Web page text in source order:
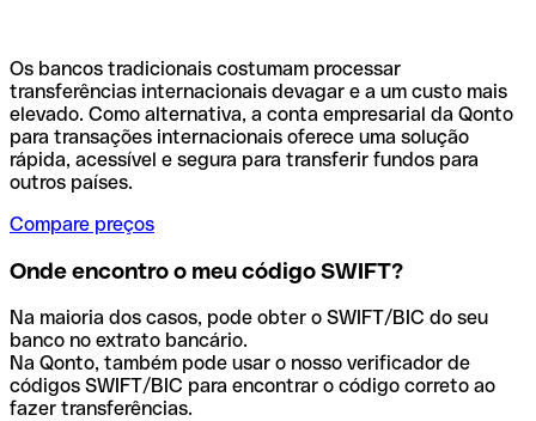
Os bancos tradicionais costumam processar
transferências internacionais devagar e a um custo mais
elevado. Como alternativa, a conta empresarial da Qonto
para transações internacionais oferece uma solução
rápida, acessível e segura para transferir fundos para
outros países.
Compare preços
Onde encontro o meu código SWIFT?
Na maioria dos casos, pode obter o SWIFT/BIC do seu
banco no extrato bancário.
Na Qonto, também pode usar o nosso verificador de
códigos SWIFT/BIC para encontrar o código correto ao
fazer transferências.